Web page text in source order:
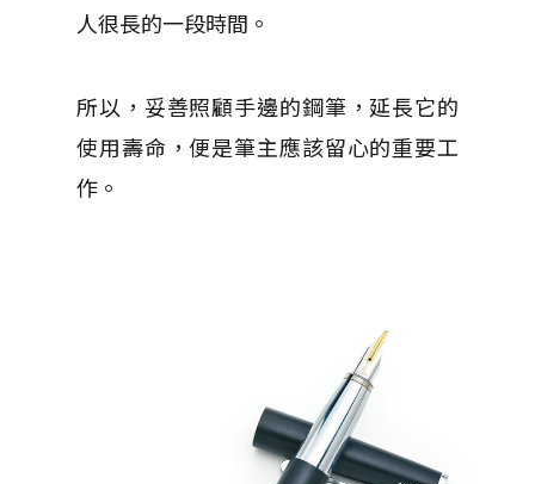
人很長的一段時間。
所以，妥善照顧手邊的鋼筆，延長它的
使用壽命，便是筆主應該留心的重要工
作。